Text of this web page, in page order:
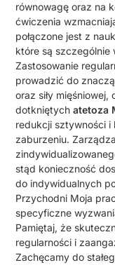
równowagę oraz na
ćwiczenia
połączone jest z
które są szczególnie
Zastosowanie
prowadzić do
oraz siły
dotkniętychatetoza
redukcji sztywności
zaburzeniu.
stąd konieczność
do indywidualnych
Przychodni Moja
specyficzne
Pamiętaj, że
regularności i
Zachęcamy do